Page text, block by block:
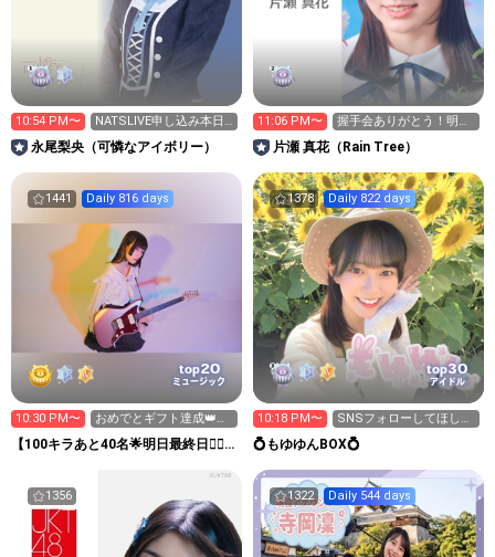
10:54 PM〜
NATSLIVE申し込み本日
締切！！
永尾梨央（可憐なアイボリー）
11:06 PM〜
握手会ありがとう！明日
はゆかたせ
片瀬 真花（Rain Tree）
1441 Daily 816 days
top20
ミュージック
10:30 PM〜
おめでとギフト達成👑ギ
フト応援好きなので大丈
夫🌟
【100キラあと40名🌟明日最終日❤️‍🔥】
1378 Daily 822 days
top30
アイドル
10:18 PM〜
SNSフォローしてほしい
なぁ
💍もゆゆんBOX💍
1356 1322 Daily 544 days